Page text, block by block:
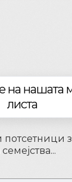
на нашата
листа
потсетници